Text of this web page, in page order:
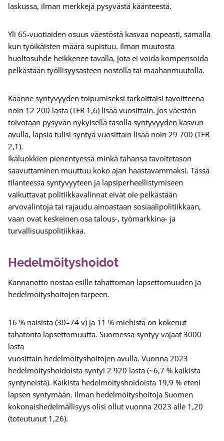
laskussa, ilman merkkejä pysyvästä käänteestä.
Yli 65-vuotiaiden osuus väestöstä kasvaa nopeasti, samalla
kun työikäisten määrä supistuu. Ilman muutosta
huoltosuhde heikkenee tavalla, jota ei voida kompensoida
pelkästään työllisyysasteen nostolla tai maahanmuutolla.
Käänne syntyvyyden toipumiseksi tarkoittaisi tavoitteena
noin 12 200 lasta (TFR 1,6) lisää vuosittain. Jos väestön
toivotaan pysyvän nykyisellä tasolla syntyvyyden kasvun
avulla, lapsia tulisi syntyä vuosittain lisää noin 29 700 (TFR
2,1).
Ikäluokkien pienentyessä minkä tahansa tavoitetason
saavuttaminen muuttuu koko ajan haastavammaksi. Tässä
tilanteessa syntyvyyteen ja lapsiperheellistymiseen
vaikuttavat politiikkavalinnat eivät ole pelkästään
arvovalintoja tai rajaudu ainoastaan sosiaalipolitiikkaan,
vaan ovat keskeinen osa talous-, työmarkkina- ja
turvallisuuspolitiikkaa.
Hedelmöityshoidot
Kannanotto nostaa esille tahattoman lapsettomuuden ja
hedelmöityshoitojen tarpeen.
16 % naisista (30–74 v) ja 11 % miehistä on kokenut
tahatonta lapsettomuutta. Suomessa syntyy vajaat 3000
lasta
vuosittain hedelmöityshoitojen avulla. Vuonna 2023
hedelmöityshoidoista syntyi 2 920 lasta (~6,7 % kaikista
syntyneistä). Kaikista hedelmöityshoidoista 19,9 % eteni
lapsen syntymään. Ilman hedelmöityshoitoja Suomen
kokonaishedelmällisyys olisi ollut vuonna 2023 alle 1,20
(toteutunut 1,26).